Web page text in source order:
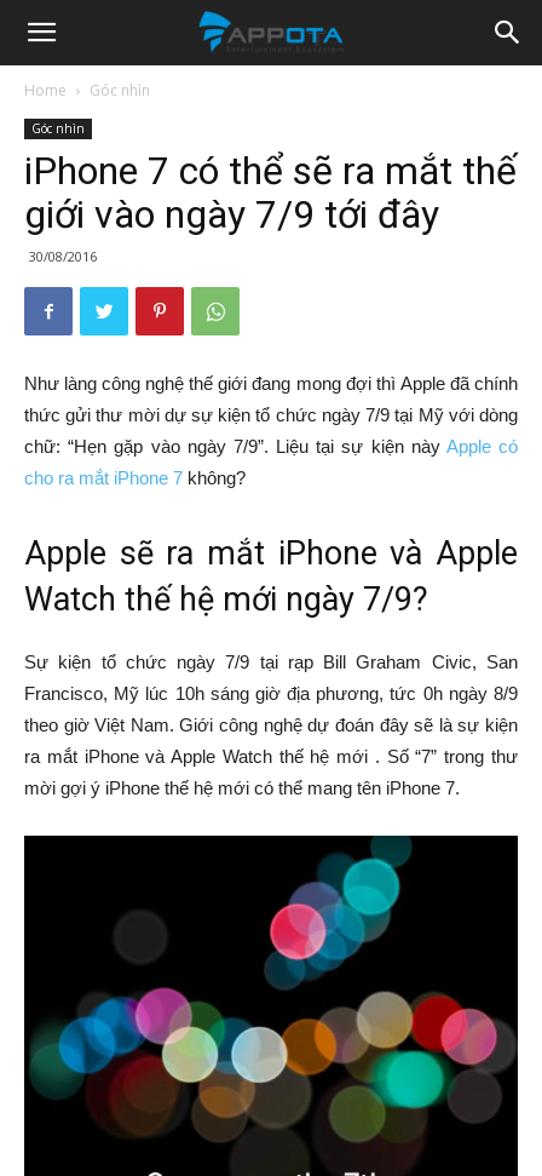
Appota
News
Home Góc nhìn
Góc nhìn
iPhone 7 có thể sẽ ra mắt thế
giới vào ngày 7/9 tới đây
30/08/2016
Như làng công nghệ thế giới đang mong đợi thì Apple đã chính
thức gửi thư mời dự sự kiện tổ chức ngày 7/9 tại Mỹ với dòng
chữ: “Hẹn gặp vào ngày 7/9”. Liệu tại sự kiện này Apple có
cho ra mắt iPhone 7 không?
Apple sẽ ra mắt iPhone và Apple
Watch thế hệ mới ngày 7/9?
Sự kiện tổ chức ngày 7/9 tại rạp Bill Graham Civic, San
Francisco, Mỹ lúc 10h sáng giờ địa phương, tức 0h ngày 8/9
theo giờ Việt Nam. Giới công nghệ dự đoán đây sẽ là sự kiện
ra mắt iPhone và Apple Watch thế hệ mới . Số “7” trong thư
mời gợi ý iPhone thế hệ mới có thể mang tên iPhone 7.